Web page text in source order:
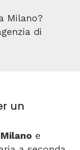
Milano?
di
un
e